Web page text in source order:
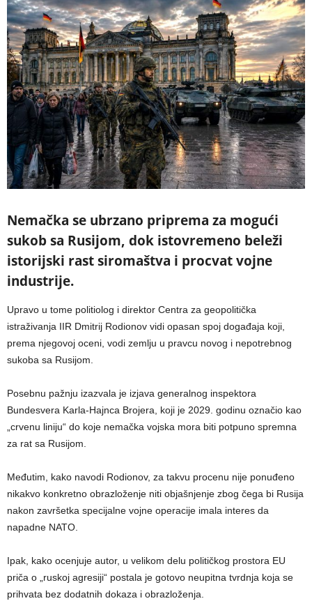
Nemačka se ubrzano priprema za mogući
sukob sa Rusijom, dok istovremeno beleži
istorijski rast siromaštva i procvat vojne
industrije.
Upravo u tome politiolog i direktor Centra za geopolitička
istraživanja IIR Dmitrij Rodionov vidi opasan spoj događaja koji,
prema njegovoj oceni, vodi zemlju u pravcu novog i nepotrebnog
sukoba sa Rusijom.
Posebnu pažnju izazvala je izjava generalnog inspektora
Bundesvera Karla-Hajnca Brojera, koji je 2029. godinu označio kao
„crvenu liniju“ do koje nemačka vojska mora biti potpuno spremna
za rat sa Rusijom.
Međutim, kako navodi Rodionov, za takvu procenu nije ponuđeno
nikakvo konkretno obrazloženje niti objašnjenje zbog čega bi Rusija
nakon završetka specijalne vojne operacije imala interes da
napadne NATO.
Ipak, kako ocenjuje autor, u velikom delu političkog prostora EU
priča o „ruskoj agresiji“ postala je gotovo neupitna tvrdnja koja se
prihvata bez dodatnih dokaza i obrazloženja.